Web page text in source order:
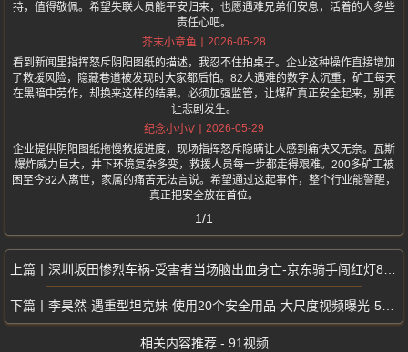
持，值得敬佩。希望失联人员能平安归来，也愿遇难兄弟们安息，活着的人多些
责任心吧。
芥末小章鱼
2026-05-28
看到新闻里指挥怒斥阴阳图纸的描述，我忍不住拍桌子。企业这种操作直接增加
了救援风险，隐藏巷道被发现时大家都后怕。82人遇难的数字太沉重，矿工每天
在黑暗中劳作，却换来这样的结果。必须加强监管，让煤矿真正安全起来，别再
让悲剧发生。
纪念小小V
2026-05-29
企业提供阴阳图纸拖慢救援进度，现场指挥怒斥隐瞒让人感到痛快又无奈。瓦斯
爆炸威力巨大，井下环境复杂多变，救援人员每一步都走得艰难。200多矿工被
困至今82人离世，家属的痛苦无法言说。希望通过这起事件，整个行业能警醒，
真正把安全放在首位。
1/1
深圳坂田惨烈车祸-受害者当场脑出血身亡-京东骑手闯红灯80码撞死同行
李昊然-遇重型坦克妹-使用20个安全用品-大尺度视频曝光-520奔现翻车
相关内容推荐 - 91视频